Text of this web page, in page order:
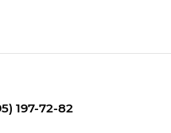
197-72-82